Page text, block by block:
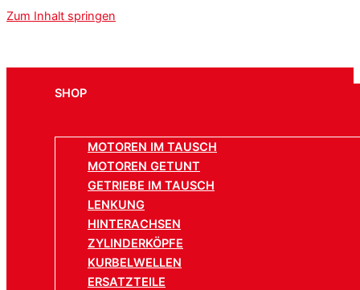
Zum Inhalt springen
SHOP
MOTOREN IM TAUSCH
MOTOREN GETUNT
GETRIEBE IM TAUSCH
LENKUNG
HINTERACHSEN
ZYLINDERKÖPFE
KURBELWELLEN
ERSATZTEILE